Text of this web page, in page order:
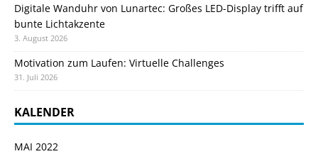
Digitale Wanduhr von Lunartec: Großes LED-Display trifft auf
bunte Lichtakzente
3. August 2026
Motivation zum Laufen: Virtuelle Challenges
31. Juli 2026
KALENDER
MAI 2022